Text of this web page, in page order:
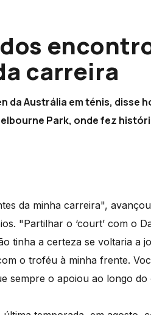
carreira
da Austrália em ténis, disse
Park, onde fez
da minha carreira",
"Partilhar o ‘court’ com o
tinha a certeza se voltaria a
o troféu à minha frente.
sempre o apoiou ao longo do